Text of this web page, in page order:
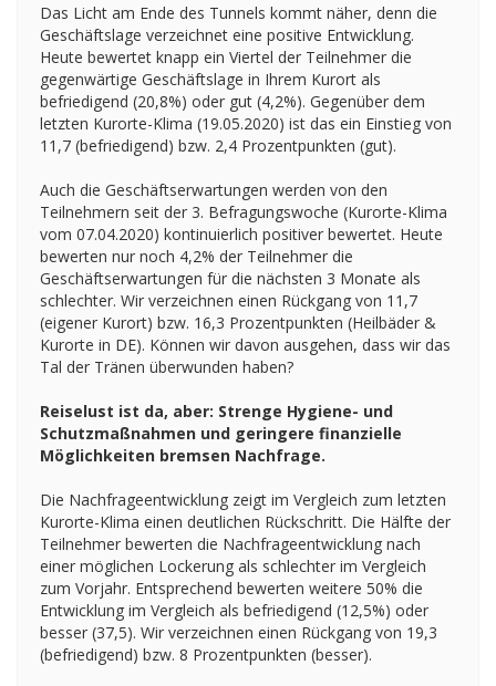
Das Licht am Ende des Tunnels kommt näher, denn die
Geschäftslage verzeichnet eine positive Entwicklung.
Heute bewertet knapp ein Viertel der Teilnehmer die
gegenwärtige Geschäftslage in Ihrem Kurort als
befriedigend (20,8%) oder gut (4,2%). Gegenüber dem
letzten Kurorte-Klima (19.05.2020) ist das ein Einstieg von
11,7 (befriedigend) bzw. 2,4 Prozentpunkten (gut).
Auch die Geschäftserwartungen werden von den
Teilnehmern seit der 3. Befragungswoche (Kurorte-Klima
vom 07.04.2020) kontinuierlich positiver bewertet. Heute
bewerten nur noch 4,2% der Teilnehmer die
Geschäftserwartungen für die nächsten 3 Monate als
schlechter. Wir verzeichnen einen Rückgang von 11,7
(eigener Kurort) bzw. 16,3 Prozentpunkten (Heilbäder &
Kurorte in DE). Können wir davon ausgehen, dass wir das
Tal der Tränen überwunden haben?
Reiselust ist da, aber: Strenge Hygiene- und
Schutzmaßnahmen und geringere finanzielle
Möglichkeiten bremsen Nachfrage.
Die Nachfrageentwicklung zeigt im Vergleich zum letzten
Kurorte-Klima einen deutlichen Rückschritt. Die Hälfte der
Teilnehmer bewerten die Nachfrageentwicklung nach
einer möglichen Lockerung als schlechter im Vergleich
zum Vorjahr. Entsprechend bewerten weitere 50% die
Entwicklung im Vergleich als befriedigend (12,5%) oder
besser (37,5). Wir verzeichnen einen Rückgang von 19,3
(befriedigend) bzw. 8 Prozentpunkten (besser).